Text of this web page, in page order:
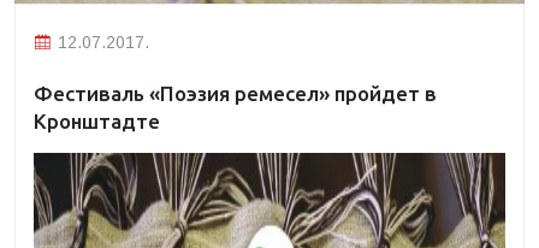
12.07.2017.
Фестиваль «Поэзия ремесел» пройдет в
Кронштадте